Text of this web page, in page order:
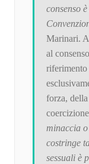
consenso
Marinari.
al
riferimento
forza,
minaccia
costringe
sessuali è